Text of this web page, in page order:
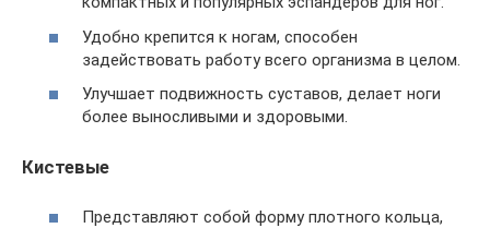
Удобно крепится к ногам, способен
задействовать работу всего организма в целом.
Улучшает подвижность суставов, делает ноги
более выносливыми и здоровыми.
Кистевые
Представляют собой форму плотного кольца,